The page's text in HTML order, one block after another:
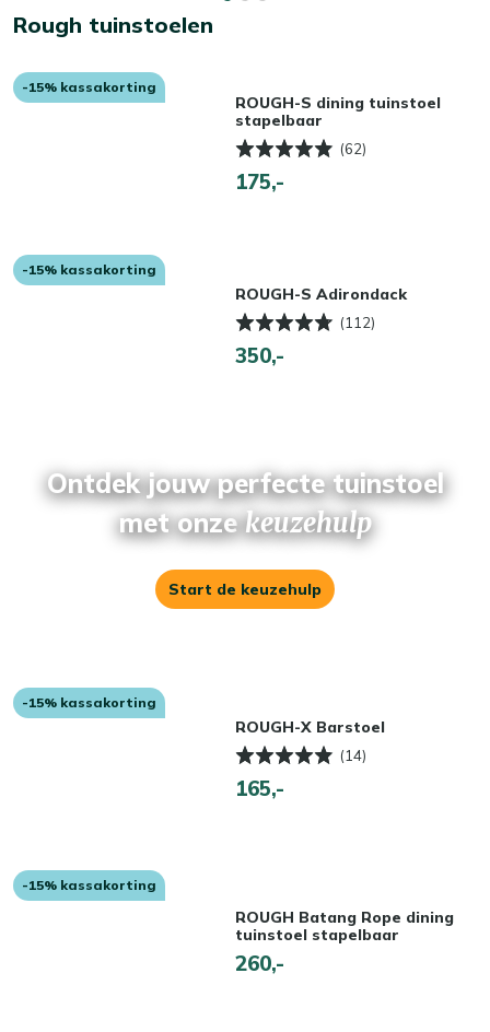
Rough tuinstoelen
-15% kassakorting
ROUGH-S dining tuinstoel
stapelbaar
(62)
175,-
-15% kassakorting
ROUGH-S Adirondack
(112)
350,-
Ontdek jouw perfecte tuinstoel
met onzekeuzehulp
Start de keuzehulp
-15% kassakorting
ROUGH-X Barstoel
(14)
165,-
-15% kassakorting
ROUGH Batang Rope dining
tuinstoel stapelbaar
260,-